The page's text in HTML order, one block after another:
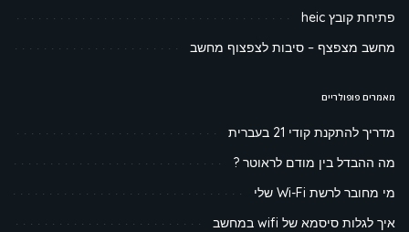
פתיחת קובץ heic
מחשב מצפצף – סיבות לצפצוף מחשב
מאמרים פופולריים
מדריך להתקנת קודי 21 בעברית
מה ההבדל בין מודם לראוטר ?
מי מחובר לרשת Wi-Fi שלי
איך לגלות סיסמא של wifi במחשב